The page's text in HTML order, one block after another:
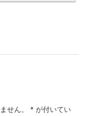
せん。 * が付いてい